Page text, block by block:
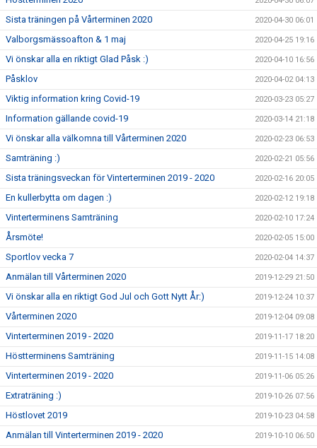
Sista träningen på Vårterminen 2020 2020-04-30 06:01
Valborgsmässoafton & 1 maj 2020-04-25 19:16
Vi önskar alla en riktigt Glad Påsk :) 2020-04-10 16:56
Påsklov 2020-04-02 04:13
Viktig information kring Covid-19 2020-03-23 05:27
Information gällande covid-19 2020-03-14 21:18
Vi önskar alla välkomna till Vårterminen 2020 2020-02-23 06:53
Samträning :) 2020-02-21 05:56
Sista träningsveckan för Vinterterminen 2019 - 2020 2020-02-16 20:05
En kullerbytta om dagen :) 2020-02-12 19:18
Vinterterminens Samträning 2020-02-10 17:24
Årsmöte! 2020-02-05 15:00
Sportlov vecka 7 2020-02-04 14:37
Anmälan till Vårterminen 2020 2019-12-29 21:50
Vi önskar alla en riktigt God Jul och Gott Nytt År:) 2019-12-24 10:37
Vårterminen 2020 2019-12-04 09:08
Vinterterminen 2019 - 2020 2019-11-17 18:20
Höstterminens Samträning 2019-11-15 14:08
Vinterterminen 2019 - 2020 2019-11-06 05:26
Extraträning :) 2019-10-26 07:56
Höstlovet 2019 2019-10-23 04:58
Anmälan till Vinterterminen 2019 - 2020 2019-10-10 06:50